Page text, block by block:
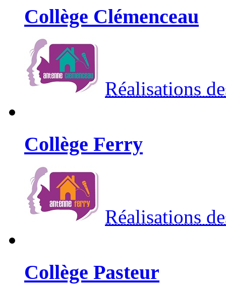
Collège Clémenceau
Réalisations
Collège Ferry
Réalisations
Collège Pasteur